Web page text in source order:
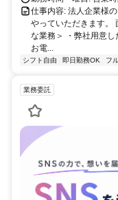
仕事内容: 法人企業様
やっていただきます。
な業務＞ ・弊社用意
お電...
シフト自由 即日勤務OK フ
業務委託